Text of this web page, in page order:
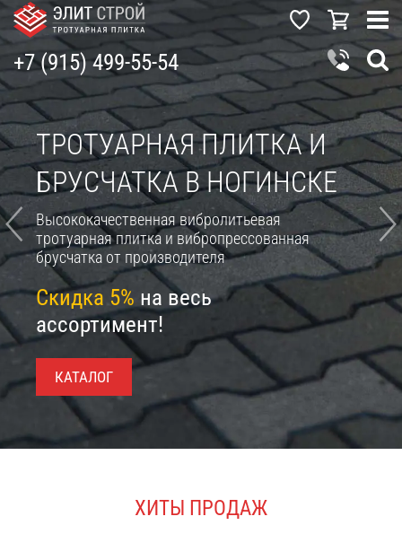
+7 (915) 499-55-54
ТРОТУАРНАЯ ПЛИТКА И
БРУСЧАТКА В НОГИНСКЕ
Высококачественная вибролитьевая
тротуарная плитка и вибропрессованная
брусчатка от производителя
Скидка 5% на весь
ассортимент!
КАТАЛОГ
ХИТЫ ПРОДАЖ